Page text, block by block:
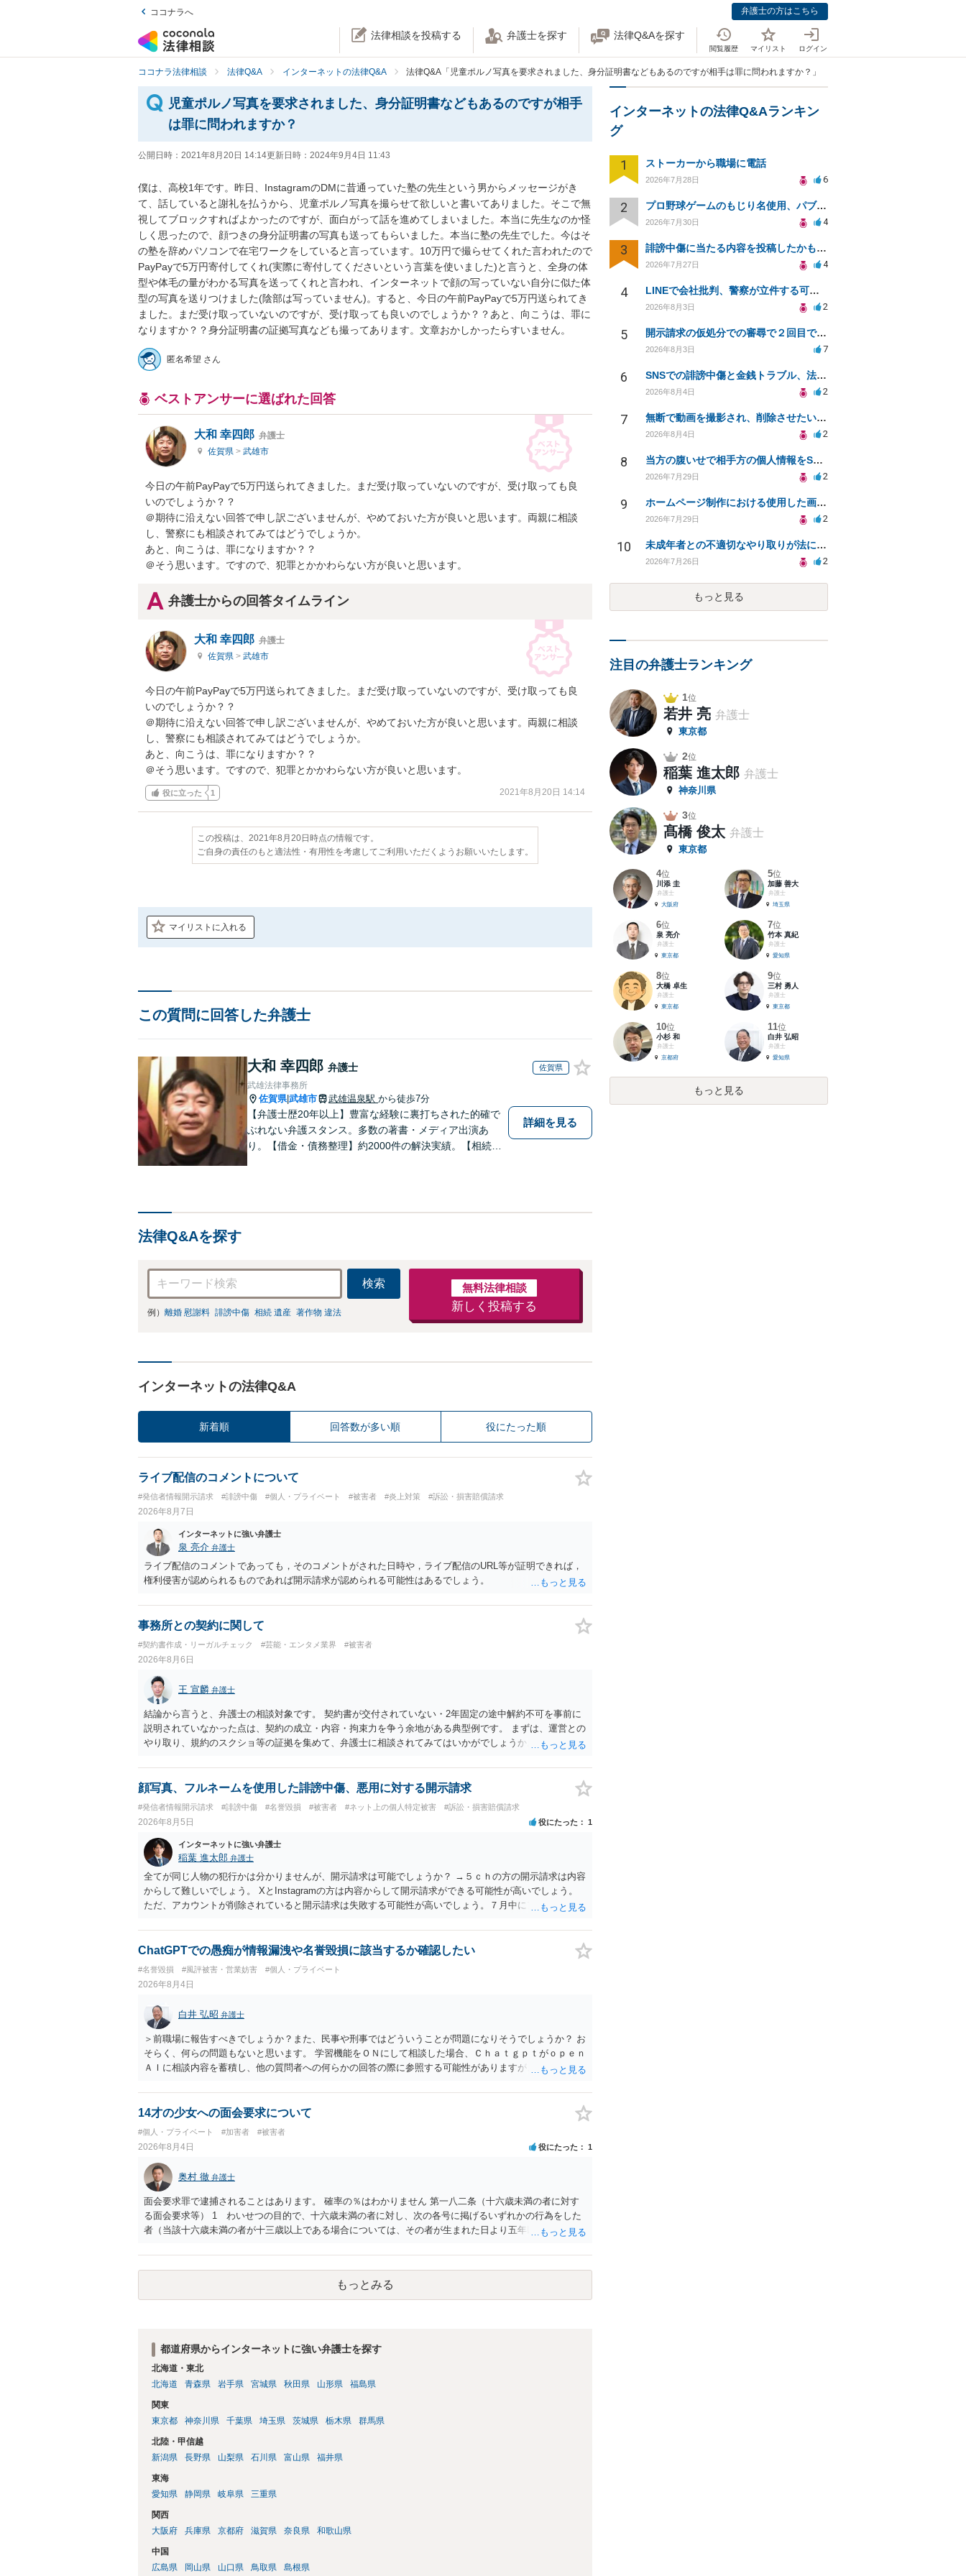
ココナラへ 弁護士の方はこちら
法律相談を投稿する 弁護士を探す 法律Q&Aを探す
閲覧履歴 マイリスト ログイン
ココナラ法律相談 法律Q&A インターネットの法律Q&A 法律Q&A「児童ポルノ写真を要求されました、身分証明書などもあるのですが相手は罪に問われますか？」
児童ポルノ写真を要求されました、身分証明書などもあるのですが相手
は罪に問われますか？
公開日時： 2021年8月20日 14:14更新日時： 2024年9月4日 11:43
僕は、高校1年です。昨日、InstagramのDMに昔通っていた塾の先生という男からメッセージがき
て、話していると謝礼を払うから、児童ポルノ写真を撮らせて欲しいと書いてありました。そこで無
視してブロックすればよかったのですが、面白がって話を進めてしまいました。本当に先生なのか怪
しく思ったので、顔つきの身分証明書の写真も送ってもらいました。本当に塾の先生でした。今はそ
の塾を辞めパソコンで在宅ワークをしていると言っています。10万円で撮らせてくれた言われたので
PayPayで5万円寄付してくれ(実際に寄付してくださいという言葉を使いました)と言うと、全身の体
型や体毛の量がわかる写真を送ってくれと言われ、インターネットで顔の写っていない自分に似た体
型の写真を送りつけました(陰部は写っていません)。すると、今日の午前PayPayで5万円送られてき
ました。まだ受け取っていないのですが、受け取っても良いのでしょうか？？あと、向こうは、罪に
なりますか？？身分証明書の証拠写真なども撮ってあります。文章おかしかったらすいません。
匿名希望 さん
ベストアンサーに選ばれた回答
大和 幸四郎 弁護士
佐賀県 > 武雄市
今日の午前PayPayで5万円送られてきました。まだ受け取っていないのですが、受け取っても良
いのでしょうか？？
＠期待に沿えない回答で申し訳ございませんが、やめておいた方が良いと思います。両親に相談
し、警察にも相談されてみてはどうでしょうか。
あと、向こうは、罪になりますか？？
＠そう思います。ですので、犯罪とかかわらない方が良いと思います。
弁護士からの回答タイムライン
大和 幸四郎 弁護士
佐賀県 > 武雄市
今日の午前PayPayで5万円送られてきました。まだ受け取っていないのですが、受け取っても良
いのでしょうか？？
＠期待に沿えない回答で申し訳ございませんが、やめておいた方が良いと思います。両親に相談
し、警察にも相談されてみてはどうでしょうか。
あと、向こうは、罪になりますか？？
＠そう思います。ですので、犯罪とかかわらない方が良いと思います。
役に立った 1 2021年8月20日 14:14
この投稿は、2021年8月20日時点の情報です。
ご自身の責任のもと適法性・有用性を考慮してご利用いただくようお願いいたします。
マイリストに入れる
この質問に回答した弁護士
大和 幸四郎 弁護士 佐賀県
武雄法律事務所
佐賀県|武雄市 武雄温泉駅 から徒歩7分
【弁護士歴20年以上】豊富な経験に裏打ちされた的確で
ぶれない弁護スタンス。多数の著書・メディア出演あ
り。【借金・債務整理】約2000件の解決実績。【相続遺
詳細を見る
法律Q&Aを探す
検索
例） 離婚 慰謝料 誹謗中傷 相続 遺産 著作物 違法
無料法律相談
新しく投稿する
インターネットの法律Q&A
新着順 回答数が多い順 役にたった順
ライブ配信のコメントについて
#発信者情報開示請求 #誹謗中傷 #個人・プライベート #被害者 #炎上対策 #訴訟・損害賠償請求
2026年8月7日
インターネットに強い弁護士
泉 亮介 弁護士
ライブ配信のコメントであっても，そのコメントがされた日時や，ライブ配信のURL等が証明できれば，
権利侵害が認められるものであれば開示請求が認められる可能性はあるでしょう。
事務所との契約に関して
#契約書作成・リーガルチェック #芸能・エンタメ業界 #被害者
2026年8月6日
王 宣麟 弁護士
結論から言うと、弁護士の相談対象です。 契約書が交付されていない・2年固定の途中解約不可を事前に
説明されていなかった点は、契約の成立・内容・拘束力を争う余地がある典型例です。 まずは、運営との
やり取り、規約のスクショ等の証拠を集めて、弁護士に相談されてみてはいかがでしょうか。 また同時並
顔写真、フルネームを使用した誹謗中傷、悪用に対する開示請求
#発信者情報開示請求 #誹謗中傷 #名誉毀損 #被害者 #ネット上の個人特定被害 #訴訟・損害賠償請求
2026年8月5日 役にたった 1
インターネットに強い弁護士
稲葉 進太郎 弁護士
全てが同じ人物の犯行かは分かりませんが、開示請求は可能でしょうか？ →５ｃｈの方の開示請求は内容
からして難しいでしょう。 XとInstagramの方は内容からして開示請求ができる可能性が高いでしょう。
ただ、アカウントが削除されていると開示請求は失敗する可能性が高いでしょう。７月中にアカウントが
相手に全ての弁護士費用を負担させることは可能でしょうか？ →訴訟外の交渉で相手方が認めれば負担さ
せることができるでしょう。訴訟で判決となった場合は、実際の弁護士費用が認められる場合と認められ
ChatGPTでの愚痴が情報漏洩や名誉毀損に該当するか確認したい
#名誉毀損 #風評被害・営業妨害 #個人・プライベート
2026年8月4日
白井 弘昭 弁護士
＞前職場に報告すべきでしょうか？また、民事や刑事ではどういうことが問題になりそうでしょうか？ お
そらく、何らの問題もないと思います。 学習機能をＯＮにして相談した場合、Ｃｈａｔｇｐｔがｏｐｅｎ
ＡＩに相談内容を蓄積し、他の質問者への何らかの回答の際に参照する可能性がありますが、個人名や会
ので、その情報自体が、秘密情報に当たるとは思えませんし、名誉棄損として、個人や会社に対する誹謗
中傷の不特定多数への公開に当たるとも思われません。 もちろん、誰がその内容をｃｈａｔｇｐｔに入力
して書き込んだとしても）、相談者さんが刑事民事の責任に問われることはないでしょう。 私見ながらご
参考まで。
14才の少女への面会要求について
#個人・プライベート #加害者 #被害者
2026年8月4日 役にたった 1
奥村 徹 弁護士
面会要求罪で逮捕されることはあります。 確率の％はわかりません 第一八二条（十六歳未満の者に対す
る面会要求等） 1 わいせつの目的で、十六歳未満の者に対し、次の各号に掲げるいずれかの行為をした
者（当該十六歳未満の者が十三歳以上である場合については、その者が生まれた日より五年以上前の日に
又は誘惑して面会を要求すること。 二 拒まれたにもかかわらず、反復して面会を要求すること。 三
金銭その他の利益を供与し、又はその申込み若しくは約束をして面会を要求すること。 2前項の罪を犯
し、よってわいせつの目的で当該十六歳未満の者と面会をした者は、二年以下の拘禁刑又は百万円以下の
罰金に処する。
もっとみる
都道府県からインターネットに強い弁護士を探す
北海道・東北
北海道
青森県 岩手県 宮城県 秋田県 山形県 福島県
関東
東京都
神奈川県 千葉県 埼玉県 茨城県 栃木県 群馬県
北陸・甲信越
新潟県
長野県 山梨県 石川県 富山県 福井県
東海
愛知県
静岡県 岐阜県 三重県
関西
大阪府
兵庫県 京都府 滋賀県 奈良県 和歌山県
中国
広島県
岡山県 山口県 鳥取県 島根県
インターネットの法律Q&Aランキン
グ
1 ストーカーから職場に電話
2026年7月28日 6
2 プロ野球ゲームのもじり名使用、パブリシティ権の影響は？
2026年7月30日 4
3 誹謗中傷に当たる内容を投稿したかもしれない。開示請求や民事刑事裁判に発展しうるのか教えて欲しい。
2026年7月27日 4
4 LINEで会社批判、警察が立件する可能性は？
2026年8月3日 2
5 開示請求の仮処分での審尋で２回目で終わらない場合どうしたらいいですか
2026年8月3日 7
6 SNSでの誹謗中傷と金銭トラブル、法的対応の相談
2026年8月4日 2
7 無断で動画を撮影され、削除させたいが連絡が返ってこない。
2026年8月4日 2
8 当方の腹いせで相手方の個人情報をSNSで晒してしまい名誉毀損させてしまったかもしれない
2026年7月29日 2
9 ホームページ制作における使用した画像や文章の著作権について
2026年7月29日 2
10 未成年者との不適切なやり取りが法に触れる可能性と対処法
2026年7月26日 2
もっと見る
注目の弁護士ランキング
1位
若井 亮 弁護士
東京都
2位
稲葉 進太郎 弁護士
神奈川県
3位
髙橋 俊太 弁護士
東京都
4位
川添 圭
弁護士
大阪府
5位
加藤 善大
弁護士
埼玉県
6位
泉 亮介
弁護士
東京都
7位
竹本 真紀
弁護士
愛知県
8位
大橋 卓生
弁護士
東京都
9位
三村 勇人
弁護士
東京都
10位
小杉 和
弁護士
京都府
11位
白井 弘昭
弁護士
愛知県
もっと見る